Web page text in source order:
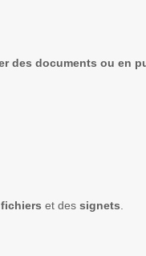
des documents ou en
fichiers et des signets